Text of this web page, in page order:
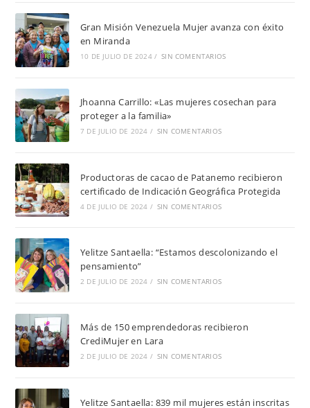
Gran Misión Venezuela Mujer avanza con éxito
en Miranda
10 DE JULIO DE 2024 / SIN COMENTARIOS
Jhoanna Carrillo: «Las mujeres cosechan para
proteger a la familia»
7 DE JULIO DE 2024 / SIN COMENTARIOS
Productoras de cacao de Patanemo recibieron
certificado de Indicación Geográfica Protegida
4 DE JULIO DE 2024 / SIN COMENTARIOS
Yelitze Santaella: “Estamos descolonizando el
pensamiento”
2 DE JULIO DE 2024 / SIN COMENTARIOS
Más de 150 emprendedoras recibieron
CrediMujer en Lara
2 DE JULIO DE 2024 / SIN COMENTARIOS
Yelitze Santaella: 839 mil mujeres están inscritas